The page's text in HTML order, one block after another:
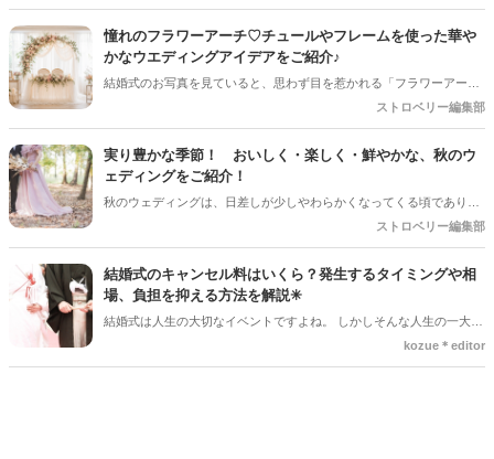
は、ゲストのテンションが一番上がる大人気の演出ですよね。今回は
デザートビュッフェで絶対に押さえておきたいポイントと、実際に大
好評だった事例をご紹介します！
憧れのフラワーアーチ♡チュールやフレームを使った華や
かなウエディングアイデアをご紹介♪
結婚式のお写真を見ていると、思わず目を惹かれる「フラワーアー
チ」♡ お花をたっぷり使ったアーチはもちろん、チュールやフレーム
るコーディネートが人気を集めています♪ 挙式会場や高砂、ウエルカ
ムスペース、フォトブースなど、さまざまな場所で取り入れられるの
ンジアイデアをご紹介します♡
ストロベリー編集部
実り豊かな季節！ おいしく・楽しく・鮮やかな、秋のウ
ェディングをご紹介！
秋のウェディングは、日差しが少しやわらかくなってくる頃であり、
色々なことへの行動的がみなぎってくる季節。同時に、おいしいもの
クして準備を進めましょう♪
ストロベリー編集部
結婚式のキャンセル料はいくら？発生するタイミングや相
場、負担を抑える方法を解説✳︎
結婚式は人生の大切なイベントですよね。 しかしそんな人生の一大イ
ベントでも、やむを得ない事情で延期や中止、キャンセルを検討しな
kozue＊editor